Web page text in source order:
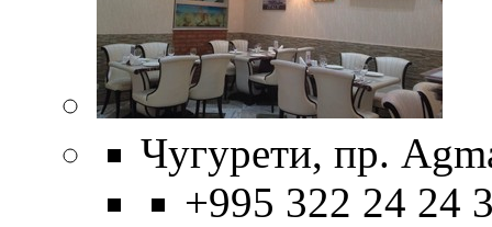
Чугурети, пр.
+995 322 24 24